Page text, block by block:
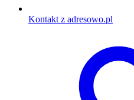
Kontakt z adresowo.pl